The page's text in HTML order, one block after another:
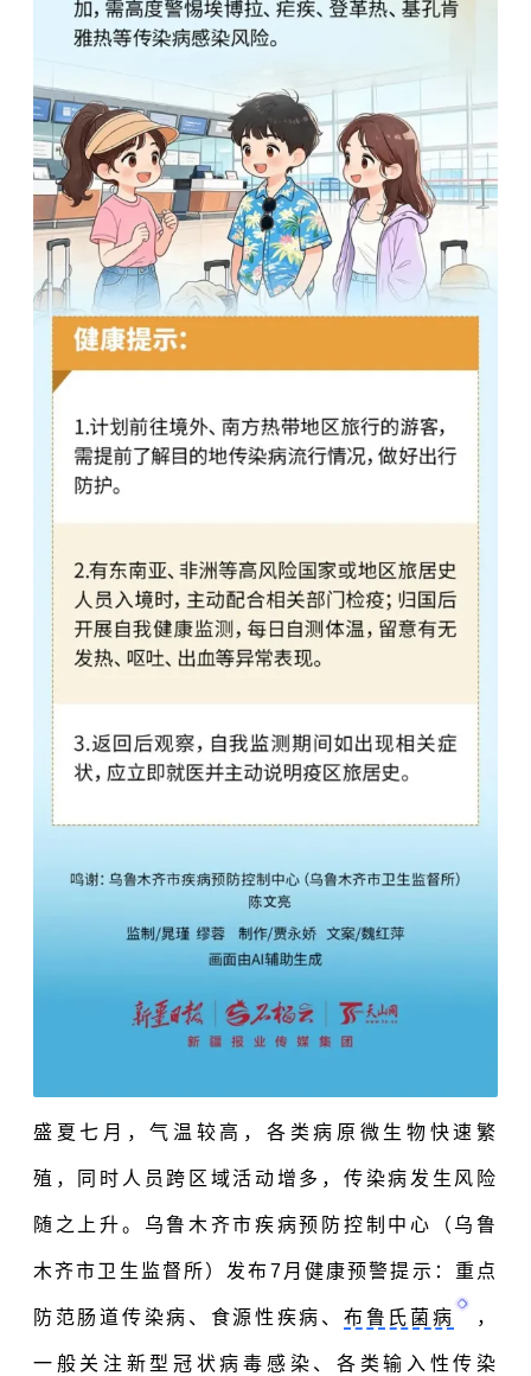
盛夏七月，气温较高，各类病原微生物快速繁
殖，同时人员跨区域活动增多，传染病发生风险
随之上升。乌鲁木齐市疾病预防控制中心（乌鲁
木齐市卫生监督所）发布7月健康预警提示：重点
防范肠道传染病、食源性疾病、 布鲁氏菌病 ，
一般关注新型冠状病毒感染、各类输入性传染